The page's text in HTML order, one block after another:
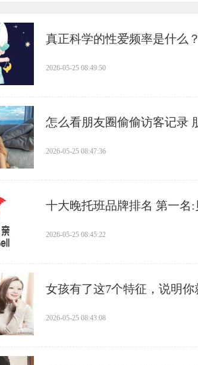
真正科学的性爱频率是什么
2026-05-25 08:49:50
怎么看朋友圈偷偷访客记录
2026-05-25 08:47:36
十大晚托班品牌排名 第一名
2026-05-25 08:45:22
女孩有了这7个特征，说明
2026-05-25 08:43:08